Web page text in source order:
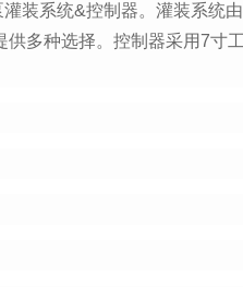
装系统&控制器。灌装系统
多种选择。控制器采用7寸